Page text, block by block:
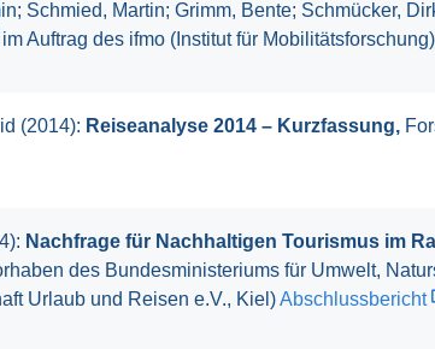
Schmied, Martin; Grimm, Bente; Schmücker,
Auftrag des ifmo (Institut für Mobilitätsforschung)
(2014): Reiseanalyse 2014 – Kurzfassung,
Nachfrage für Nachhaltigen Tourismus im
des Bundesministeriums für Umwelt,
Urlaub und Reisen e.V., Kiel)Abschlussbericht